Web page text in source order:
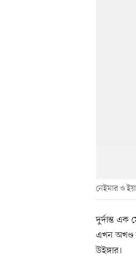
নেইমার ও
দুর্দান্ত এক
এখন অখণ্ড
উইঙ্গার।